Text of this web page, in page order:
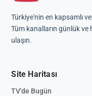
Türkiye'nin en kapsamlı
Tüm kanalların günlük ve
ulaşın.
Site Haritası
TV'de Bugün